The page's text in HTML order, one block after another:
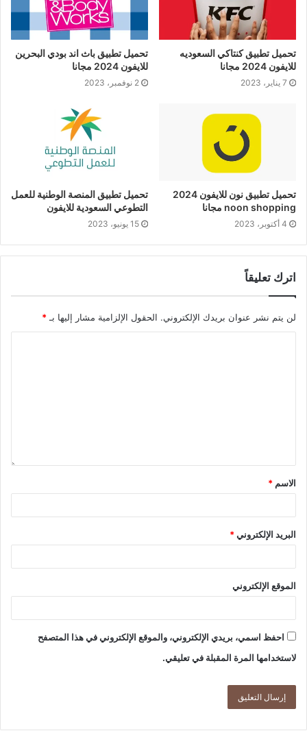
تحميل تطبيق كنتاكي السعوديه
للايفون 2024 مجانا
7 يناير، 2023
تحميل تطبيق باث اند بودي البحرين
للايفون 2024 مجانا
2 نوفمبر، 2023
تحميل تطبيق نون للايفون 2024
noon shopping مجانا
4 أكتوبر، 2023
تحميل تطبيق المنصة الوطنية للعمل
التطوعي السعودية للايفون
15 يونيو، 2023
اترك تعليقاً
لن يتم نشر عنوان بريدك الإلكتروني. الحقول الإلزامية مشار إليها بـ *
الاسم *
البريد الإلكتروني*
الموقع الإلكتروني
احفظ اسمي، بريدي الإلكتروني، والموقع الإلكتروني في هذا المتصفح
لاستخدامها المرة المقبلة في تعليقي.